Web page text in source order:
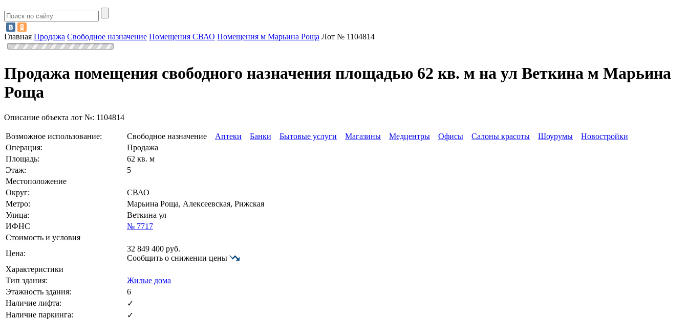
Главная Продажа Свободное назначение Помещения СВАО Помещения м Марьина Роща Лот № 1104814
Продажа помещения свободного назначения площадью 62 кв. м на ул Веткина м Марьина
Роща
Описание объекта лот №: 1104814
Возможное использование: Свободное назначение Аптеки Банки Бытовые услуги Магазины Медцентры Офисы Салоны красоты Шоурумы
Новостройки
Операция:
Продажа
Площадь:
62 кв. м
Этаж:
5
Местоположение
Округ:
СВАО
Метро:
Марьина Роща, Алексеевская, Рижская
Улица:
Веткина ул
ИФНС
№ 7717
Стоимость и условия
Цена:
32 849 400 руб.
Сообщить о снижении цены
Характеристики
Тип здания:
Жилые дома
Этажность здания:
6
Наличие лифта:
✓
Наличие паркинга:
✓